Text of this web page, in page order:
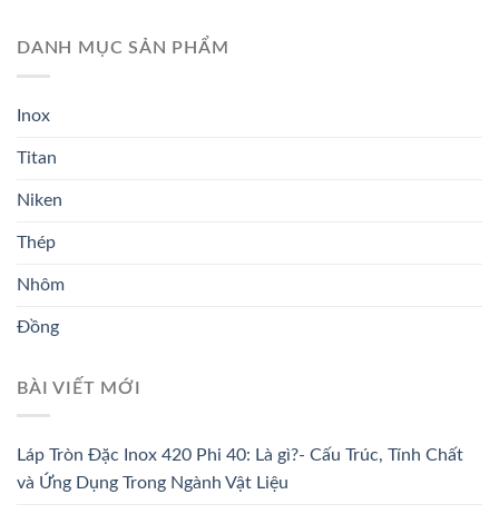
DANH MỤC SẢN PHẨM
Inox
Titan
Niken
Thép
Nhôm
Đồng
BÀI VIẾT MỚI
Láp Tròn Đặc Inox 420 Phi 40: Là gì?- Cấu Trúc, Tính Chất
và Ứng Dụng Trong Ngành Vật Liệu